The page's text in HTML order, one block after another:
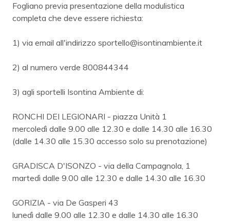
Fogliano previa presentazione della modulistica
completa che deve essere richiesta:
1) via email all'indirizzo sportello@isontinambiente.it
2) al numero verde 800844344
3) agli sportelli Isontina Ambiente di:
RONCHI DEI LEGIONARI - piazza Unità 1
mercoledì dalle 9.00 alle 12.30 e dalle 14.30 alle 16.30
(dalle 14.30 alle 15.30 accesso solo su prenotazione)
GRADISCA D'ISONZO - via della Campagnola, 1
martedì dalle 9.00 alle 12.30 e dalle 14.30 alle 16.30
GORIZIA - via De Gasperi 43
lunedì dalle 9.00 alle 12.30 e dalle 14.30 alle 16.30